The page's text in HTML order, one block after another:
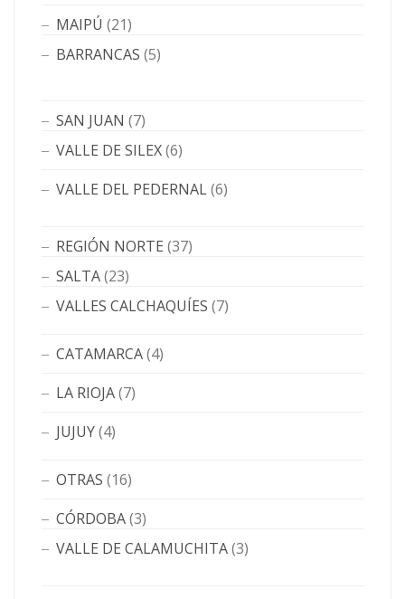
MAIPÚ (21)
BARRANCAS (5)
SAN JUAN (7)
VALLE DE SILEX(6)
VALLE DEL PEDERNAL(6)
REGIÓN NORTE (37)
SALTA(23)
VALLES CALCHAQUÍES (7)
CATAMARCA(4)
LA RIOJA(7)
JUJUY(4)
OTRAS (16)
CÓRDOBA(3)
VALLE DE CALAMUCHITA(3)